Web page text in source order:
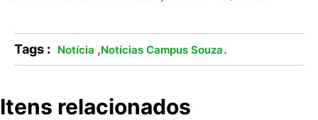
Tags : Notícia ,Notícias Campus Souza.
Itens relacionados